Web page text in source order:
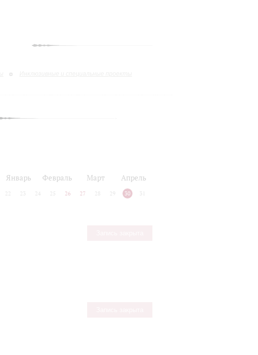
Январь Февраль Март Апрель
22 23 24 25 26 27 28 29 30 31